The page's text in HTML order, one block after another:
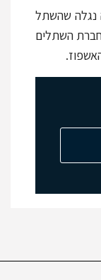
נגלה שהשתל
השתלים